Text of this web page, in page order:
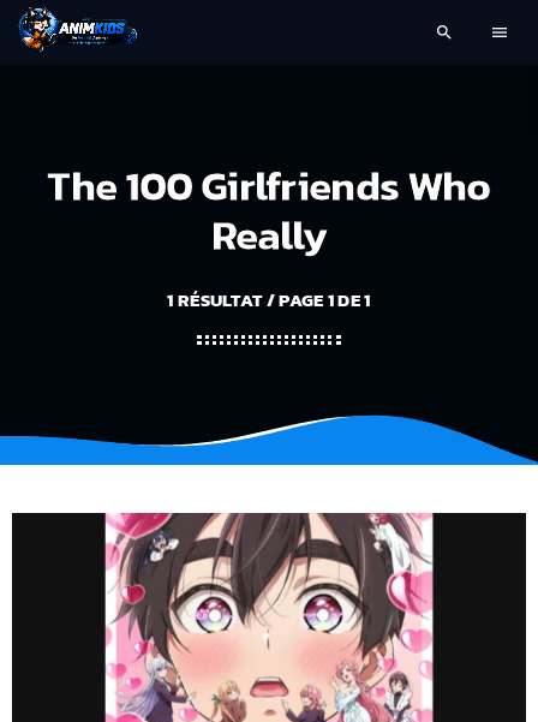
search menu
The 100 Girlfriends Who
Really
1 RÉSULTAT / PAGE 1 DE 1